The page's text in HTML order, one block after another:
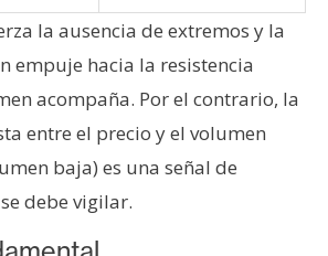
la ausencia de extremos y la
empuje hacia la resistencia
acompaña. Por el contrario, la
entre el precio y el volumen
baja) es una señal de
debe vigilar.